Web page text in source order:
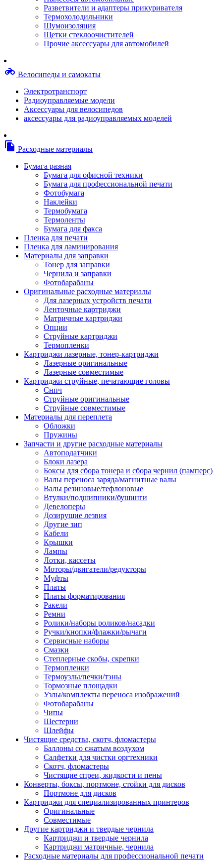
Степлерные скобы, скрепки
Термопленки
Термоузлы/печки/тэны
Тормозные площадки
Узлы/комплекты переноса изображений
Шлейфы
Баллоны со сжатым воздухом
Салфетки для чистки оргтехники
Скотч, фломастеры
Чистящие спреи, жидкости и пены
Картриджи для специализированных
Другие картриджи и твердые чернила
Картриджи и твердые чернила
Картриджи матричные, чернила
Расходные материалы для профессиональной
печати
Электрика
Изделия для прокладки кабеля и
Арматура кабельная/изоляционные
материалы
Гильза соединительная для
алюминиевых проводников под
опрессовку
проводников под опрессовку
Гильза соединительная со
болтами
Заглушка термоусадочная
ответвительный
Муфта кабельная концевая
Муфта кабельная соединительная
Наконечник быстроразмыкаемый
Наконечник кабельный со
Наконечник кабельный трубчатый
медных проводников
Наконечник обжимной кабельный
медных проводников
din 46236
Наконечник-гильза для медных
проводников
Пружина постоянного давления
Сжим ответвительный,
Ящик для хранения инструмента и
Анкер болтовой
Болт анкерный
Болт с т-образной головкой
Болт с шестигранной головкой
Винт с кольцом
Гайка длинная
Гайка скользящая
Гайка стопорная
Лента монтажная
Основание монтажное для
стяжек и элементов
Растворитель
Саморез
Саморез по дереву
Скоба такелажная, шакл
Стержень резьбовой
Хомут резьбовой u-образной
(стремянка)
Шайба
Шпилька резьбовая
Разветвители и адаптеры прикуривателя
Термохолодильники
Шумоизоляция
Щетки стеклоочистителей
Прочие аксессуары для автомобилей
motorcycle Велосипеды и самокаты
Электротранспорт
Радиоуправляемые модели
Аксессуары для велосипедов
аксессуары для радиоуправляемых моделей
file_copy Расходные материалы
Бумага разная
Бумага для офисной техники
Бумага для профессиональной печати
Фотобумага
Наклейки
Термобумага
Термоленты
Бумага для факса
Пленка для печати
Пленка для ламинирования
Материалы для заправки
Тонер для заправки
Чернила и заправки
Фотобарабаны
Оригинальные расходные материалы
Для лазерных устройств печати
Ленточные картриджи
Матричные картриджи
Опции
Струйные картриджи
Термопленки
Картриджи лазерные, тонер-картриджи
Лазерные оригинальные
Лазерные совместимые
Картриджи струйные, печатающие головы
Снпч
Струйные оригинальные
Струйные совместимые
Материалы для переплета
Обложки
Пружины
Запчасти и другие расходные материалы
Автоподатчики
Блоки лазера
Боксы для сбора тонера и сбора чернил (памперс)
Валы переноса заряда/магнитные валы
Валы резиновые/тефлоновые
Втулки/подшипники/бушинги
Девелоперы
Дозирущие лезвия
Другие зип
Кабели
Крышки
Лампы
Лотки, кассеты
Моторы/двигатели/редукторы
Муфты
Платы
Платы форматирования
Ракели
Ремни
Ролики/наборы роликов/насадки
Ручки/кнопки/флажки/рычаги
Сервисные наборы
Смазки
Степлерные скобы, скрепки
Термопленки
Термоузлы/печки/тэны
Тормозные площадки
Узлы/комплекты переноса изображений
Фотобарабаны
Чипы
Шестерни
Шлейфы
Чистящие средства, скотч, фломастеры
Баллоны со сжатым воздухом
Салфетки для чистки оргтехники
Скотч, фломастеры
Чистящие спреи, жидкости и пены
Конверты, боксы, портмоне, стойки для дисков
Портмоне для дисков
Картриджи для специализированных принтеров
Оригинальные
Совместимые
Другие картриджи и твердые чернила
Картриджи и твердые чернила
Картриджи матричные, чернила
Расходные материалы для профессиональной печати